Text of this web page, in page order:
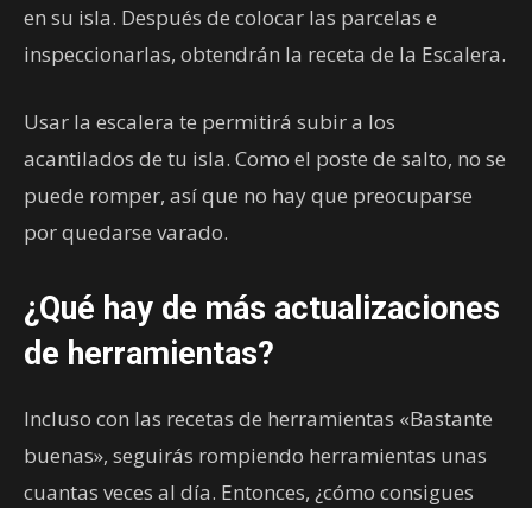
en su isla. Después de colocar las parcelas e
inspeccionarlas, obtendrán la receta de la Escalera.
Usar la escalera te permitirá subir a los
acantilados de tu isla. Como el poste de salto, no se
puede romper, así que no hay que preocuparse
por quedarse varado.
¿Qué hay de más actualizaciones
de herramientas?
Incluso con las recetas de herramientas «Bastante
buenas», seguirás rompiendo herramientas unas
cuantas veces al día. Entonces, ¿cómo consigues